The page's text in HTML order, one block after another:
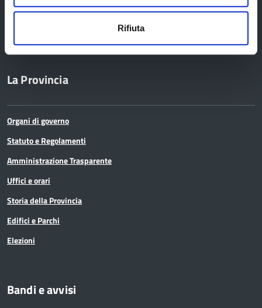
Rifiuta
Provincia di Reggio Emilia
La Provincia
Organi di governo
Statuto e Regolamenti
Amministrazione Trasparente
Uffici e orari
Storia della Provincia
Edifici e Parchi
Elezioni
Bandi e avvisi